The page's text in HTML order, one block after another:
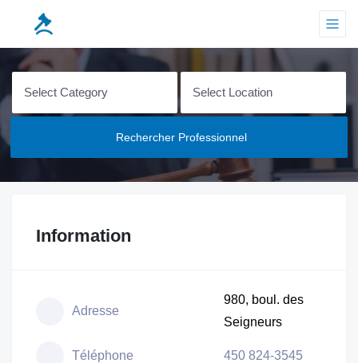
Rechercher Professionnel
Information
Adresse
980, boul. des
Seigneurs
Téléphone 450 824-3545